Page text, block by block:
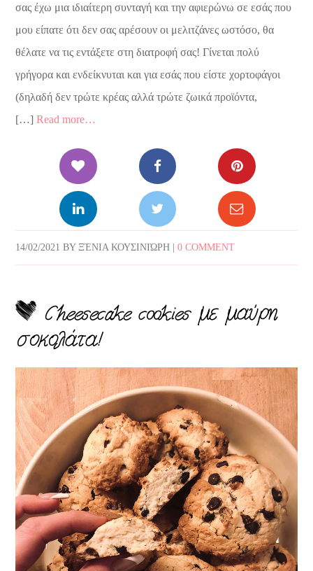
σας έχω μια ιδιαίτερη συνταγή και την αφιερώνω σε εσάς που
μου είπατε ότι δεν σας αρέσουν οι μελιτζάνες ωστόσο, θα
θέλατε να τις εντάξετε στη διατροφή σας! Γίνεται πολύ
γρήγορα και ενδείκνυται και για εσάς που είστε χορτοφάγοι
(δηλαδή δεν τρώτε κρέας αλλά τρώτε ζωικά προϊόντα,
[…]Read more…
14/02/2021 BYΞΈΝΙΑ ΚΟΥΣΙΝΙΏΡΗ |0 COMMENT
Cheesecake cookies με μαύρη
σοκολάτα!